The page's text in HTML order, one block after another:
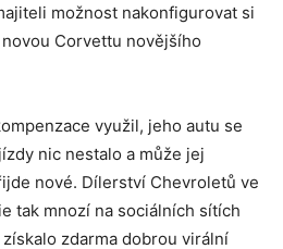
možnost nakonfigurovat si
Corvettu novějšího
využil, jeho autu se
nic nestalo a může jej
nové. Dílerství Chevroletů ve
tak mnozí na sociálních sítích
zdarma dobrou virální